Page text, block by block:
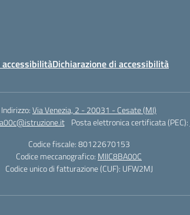
Dichiarazione di accessibilità
Indirizzo:Via Venezia, 2 - 20031 - Cesate (MI)
Posta elettronica certificata (PEC):
Codice fiscale: 80122670153
Codice meccanografico: MIIC8BA00C
Codice unico di fatturazione (CUF): UFW2MJ